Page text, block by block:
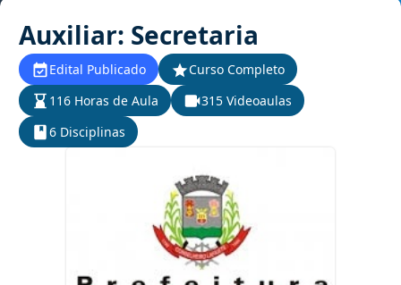
Auxiliar: Secretaria
Edital Publicado
Curso Completo
116 Horas de Aula
315 Videoaulas
6 Disciplinas